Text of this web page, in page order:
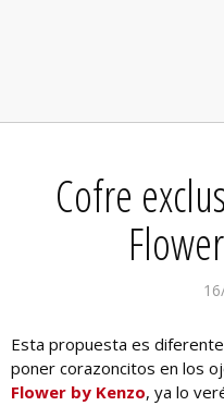
Cofre
Esta propuesta es
poner corazoncitos en los
Flower by Kenzo, ya lo